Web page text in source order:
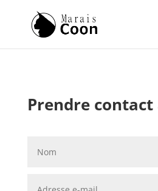
Prendre contact